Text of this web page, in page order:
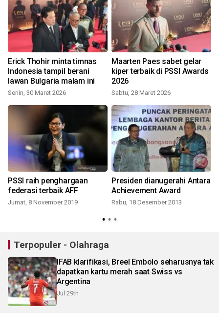
Erick Thohir minta timnas
Indonesia tampil berani
lawan Bulgaria malam ini
Senin, 30 Maret 2026
Maarten Paes sabet gelar
kiper terbaik di PSSI Awards
2026
Sabtu, 28 Maret 2026
PSSI raih penghargaan
federasi terbaik AFF
Jumat, 8 November 2019
Presiden dianugerahi Antara
Achievement Award
Rabu, 18 Desember 2013
Terpopuler - Olahraga
IFAB klarifikasi, Breel Embolo seharusnya tak
dapatkan kartu merah saat Swiss vs
Argentina
Jul 29th